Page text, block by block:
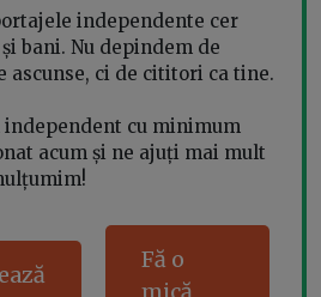
independente cer
bani. Nu depindem de
ascunse, ci de cititori ca tine.
cu minimum
acum și ne ajuți mai mult
Fă o
mică